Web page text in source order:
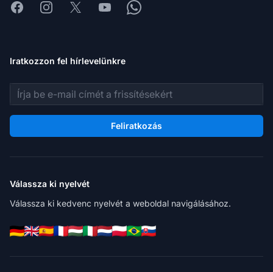
FacebookInstagram
X YoutubeWhatsapp
Iratkozzon fel hírlevelünkre
E-mail cím
Feliratkozás
Válassza ki nyelvét
Válassza ki kedvenc nyelvét a weboldal navigálásához.